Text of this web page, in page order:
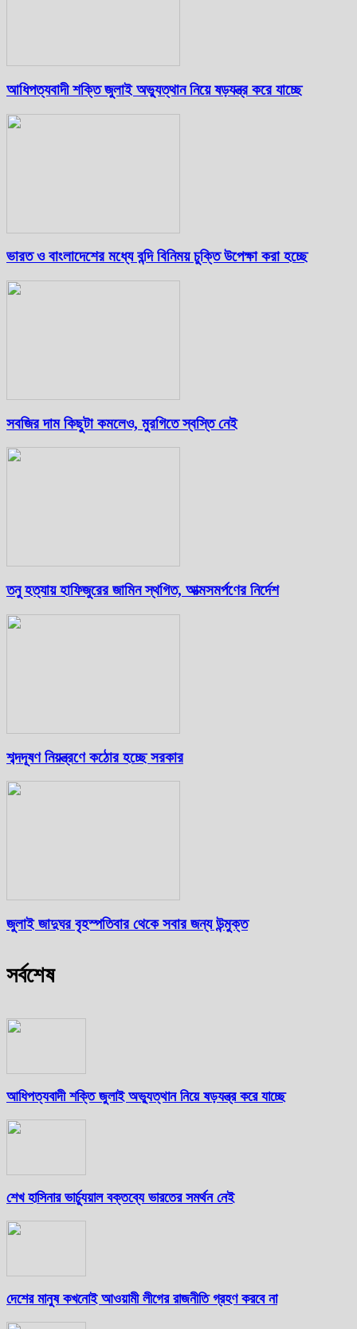
আধিপত্যবাদী শক্তি জুলাই অভ্যুত্থান নিয়ে ষড়যন্ত্র করে যাচ্ছে
ভারত ও বাংলাদেশের মধ্যে বন্দি বিনিময় চুক্তি উপেক্ষা করা হচ্ছে
সবজির দাম কিছুটা কমলেও, মুরগিতে স্বস্তি নেই
তনু হত্যায় হাফিজুরের জামিন স্থগিত, আত্মসমর্পণের নির্দেশ
শব্দদূষণ নিয়ন্ত্রণে কঠোর হচ্ছে সরকার
জুলাই জাদুঘর বৃহস্পতিবার থেকে সবার জন্য উন্মুক্ত
সর্বশেষ
আধিপত্যবাদী শক্তি জুলাই অভ্যুত্থান নিয়ে ষড়যন্ত্র করে যাচ্ছে
শেখ হাসিনার ভার্চ্যুয়াল বক্তব্যে ভারতের সমর্থন নেই
দেশের মানুষ কখনোই আওয়ামী লীগের রাজনীতি গ্রহণ করবে না